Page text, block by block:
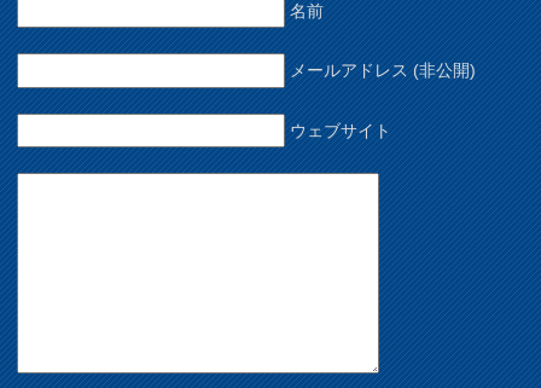
名前
メールアドレス (非公開)
ウェブサイト